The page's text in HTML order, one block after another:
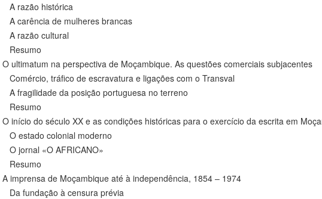
A razão histórica
A carência de mulheres brancas
A razão cultural
Resumo
O ultimatum na perspectiva de Moçambique. As questões comerciais subjacentes
Comércio, tráfico de escravatura e ligações com o Transval
A fragilidade da posição portuguesa no terreno
Resumo
O início do século XX e as condições históricas para o exercício da escrita em
O estado colonial moderno
O jornal «O AFRICANO»
Resumo
A imprensa de Moçambique até à independência, 1854 – 1974
Da fundação à censura prévia